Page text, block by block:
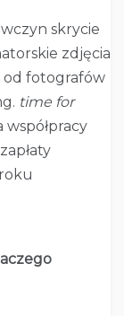
skrycie
zdjęcia
od fotografów
time for
współpracy